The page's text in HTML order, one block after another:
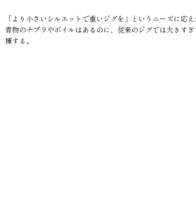
「より小さいシルエットで重いジグを」というニーズに応え
青物のナブラやボイルはあるのに、従来のジグでは大きす
揮する。